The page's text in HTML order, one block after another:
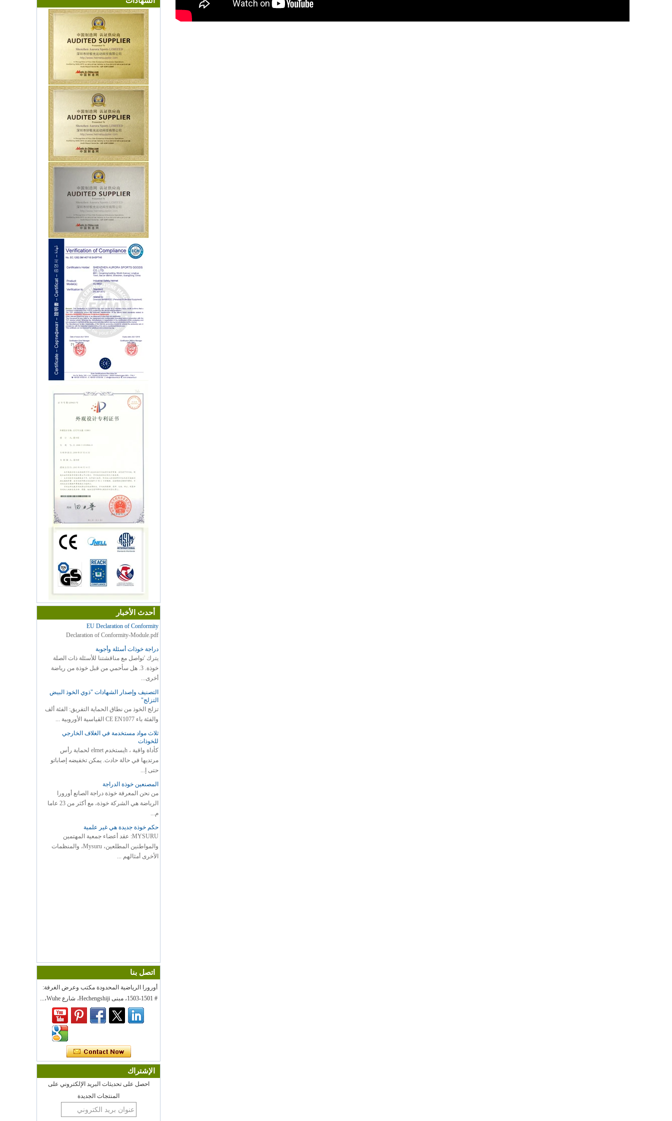
أحدث الأخبار
EU Declaration of Conformity
Declaration of Conformity-Module.pdf
دراجة خوذات أسئلة وأجوبة
يترك 'تواصل مع مناقشتنا للأسئلة ذات الصلة
خوذة. 3. هل سأحمي من قبل خوذة من رياضة
أخرى...
التصنيف وإصدار الشهادات "ذوي الخوذ البيض
التزلج"
تزلج الخوذ من نطاق الحماية التفريق: الفئة ألف
والفئة باء CE EN1077 القياسية الأوروبية ...
ثلاث مواد مستخدمة في الغلاف الخارجي
للخوذات
كأداة واقية ، hيستخدم elmet لحماية رأس
مرتديها في حالة حادث. يمكن تخفيضه إصاباتو
حتى إ...
المصنعين خوذة الدراجة
من نحن المعرفة خوذة دراجة الصانع أورورا
الرياضة هي الشركة خوذة، مع أكثر من 23 عاما
م...
حكم خوذة جديدة هي غير علمية
MYSURU: عقد أعضاء جمعية المهتمين
والمواطنين المطلعين، Mysuru، والمنظمات
الأخرى أمثالهم ...
اتصل بنا
أورورا الرياضية المحدودة مكتب وعرض الغرفة:
# 1501-1503، مبنى Hechengshiji، شارع Wuhe،...
الإشتراك
احصل على تحديثات البريد الإلكتروني على
المنتجات الجديدة